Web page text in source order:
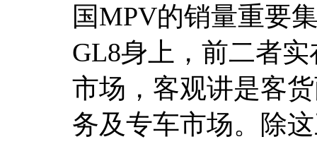
国MPV的销量重要
GL8身上，前二者
市场，客观讲是客
务及专车市场。除